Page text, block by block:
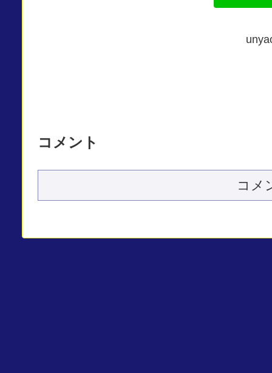
コメント
コメ